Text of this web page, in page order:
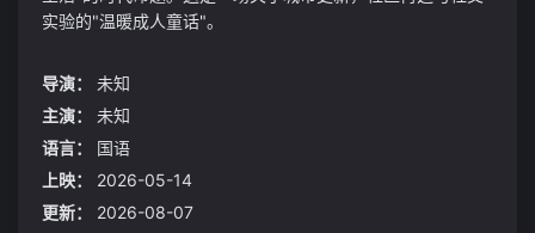
实验的"温暖成人童话"。
导演：
未知
主演：
未知
语言：
国语
上映：
2026-05-14
更新：
2026-08-07